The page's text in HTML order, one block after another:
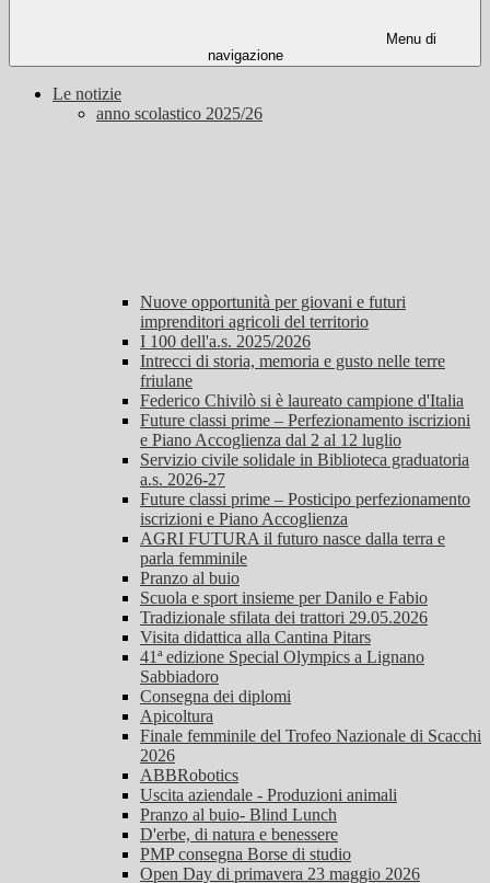
Menu di
navigazione
Le notizie
anno scolastico 2025/26
Nuove opportunità per giovani e futuri
imprenditori agricoli del territorio
I 100 dell'a.s. 2025/2026
Intrecci di storia, memoria e gusto nelle terre
friulane
Federico Chivilò si è laureato campione d'Italia
Future classi prime – Perfezionamento iscrizioni
e Piano Accoglienza dal 2 al 12 luglio
Servizio civile solidale in Biblioteca graduatoria
a.s. 2026-27
Future classi prime – Posticipo perfezionamento
iscrizioni e Piano Accoglienza
AGRI FUTURA il futuro nasce dalla terra e
parla femminile
Pranzo al buio
Scuola e sport insieme per Danilo e Fabio
Tradizionale sfilata dei trattori 29.05.2026
Visita didattica alla Cantina Pitars
41ª edizione Special Olympics a Lignano
Sabbiadoro
Consegna dei diplomi
Apicoltura
Finale femminile del Trofeo Nazionale di Scacchi
2026
ABBRobotics
Uscita aziendale - Produzioni animali
Pranzo al buio- Blind Lunch
D'erbe, di natura e benessere
PMP consegna Borse di studio
Open Day di primavera 23 maggio 2026